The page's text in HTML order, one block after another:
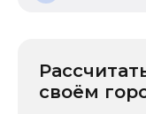
своём